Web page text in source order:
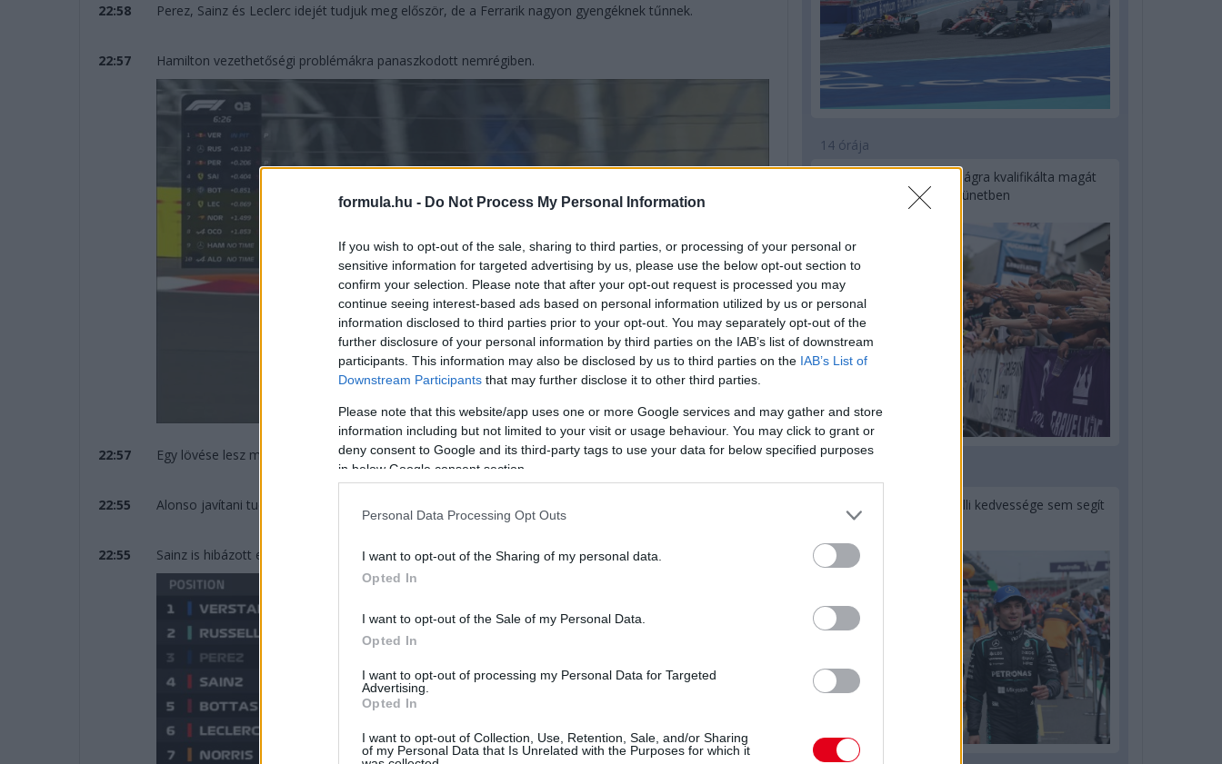
formula.hu - Do Not Process My Personal Information
If you wish to opt-out of the sale, sharing to third parties, or processing of your personal or
sensitive information for targeted advertising by us, please use the below opt-out section to
confirm your selection. Please note that after your opt-out request is processed you may
continue seeing interest-based ads based on personal information utilized by us or personal
information disclosed to third parties prior to your opt-out. You may separately opt-out of the
further disclosure of your personal information by third parties on the IAB’s list of downstream
participants. This information may also be disclosed by us to third parties on the IAB’s List of
Downstream Participants that may further disclose it to other third parties.
Please note that this website/app uses one or more Google services and may gather and store
information including but not limited to your visit or usage behaviour. You may click to grant or
deny consent to Google and its third-party tags to use your data for below specified purposes
in below Google consent section.
Personal Data Processing Opt Outs
I want to opt-out of the Sharing of my personal data.
Opted In
I want to opt-out of the Sale of my Personal Data.
Opted In
I want to opt-out of processing my Personal Data for Targeted
Advertising.
Opted In
I want to opt-out of Collection, Use, Retention, Sale, and/or Sharing
of my Personal Data that Is Unrelated with the Purposes for which it
22:58 Perez, Sainz és Leclerc idejét tudjuk meg először, de a Ferrarik nagyon gyengéknek tűnnek.
22:57 Hamilton vezethetőségi problémákra panaszkodott nemrégiben.
22:57 Egy lövése lesz még mindenkinek és nagyon izgalmas csatára van kilátás.
22:55 Alonso javítani tud, így a heteduik, hátrébb tolva Norrist, Ocont és Hamiltont, aki idő nélkül áll.
22:55 Sainz is hibázott ez kiderült a lassításból. Hat perc még vissza, és így állunk jelenleg:
14 órája
Kerékpáros világbajnokságra kvalifikálta magát
Bottas az F1-es nyári szünetben
Montoya szerint Antonelli kedvessége sem segít
Russellen